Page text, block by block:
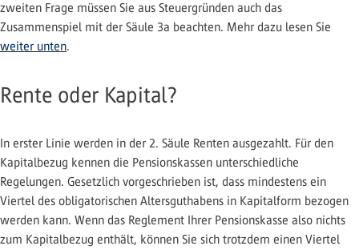
zweiten Frage müssen Sie aus Steuergründen auch das
Zusammenspiel mit der Säule 3a beachten. Mehr dazu lesen Sie
weiter unten.
Rente oder Kapital?
In erster Linie werden in der 2. Säule Renten ausgezahlt. Für den
Kapitalbezug kennen die Pensionskassen unterschiedliche
Regelungen. Gesetzlich vorgeschrieben ist, dass mindestens ein
Viertel des obligatorischen Altersguthabens in Kapitalform bezogen
werden kann. Wenn das Reglement Ihrer Pensionskasse also nichts
zum Kapitalbezug enthält, können Sie sich trotzdem einen Viertel